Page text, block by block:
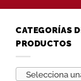
CATEGORÍAS
PRODUCTOS